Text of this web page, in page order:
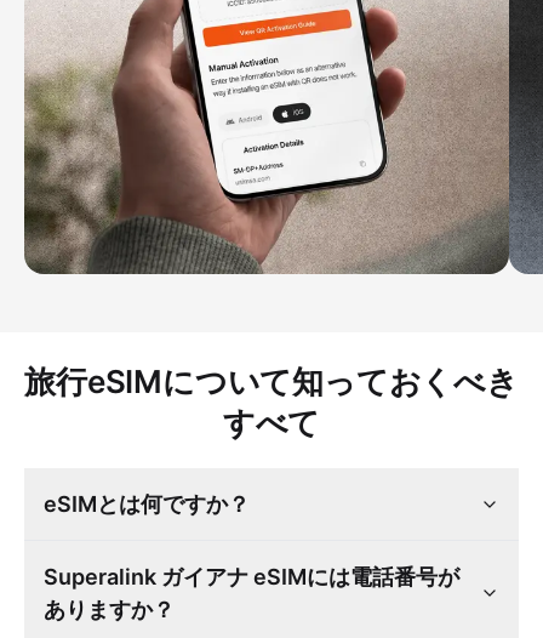
旅行eSIMについて知っておくべき
すべて
eSIMとは何ですか？
Superalink ガイアナ eSIMには電話番号が
ありますか？